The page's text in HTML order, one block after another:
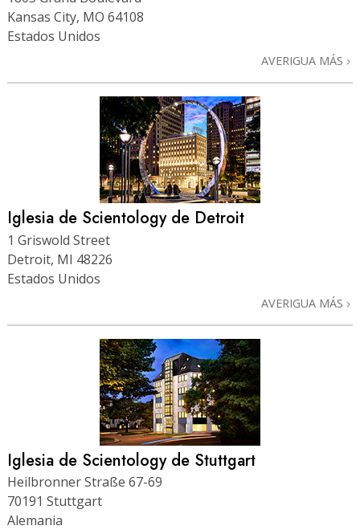
Kansas City, MO 64108
Estados Unidos
AVERIGUA MÁS
Iglesia de Scientology de Detroit
1 Griswold Street
Detroit, MI 48226
Estados Unidos
AVERIGUA MÁS
Iglesia de Scientology de Stuttgart
Heilbronner Straße 67-69
70191 Stuttgart
Alemania